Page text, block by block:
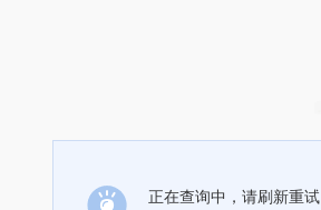
正在查询中，请刷新重试